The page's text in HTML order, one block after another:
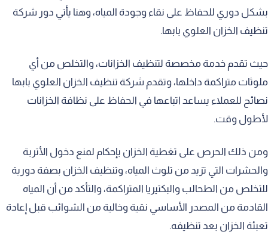
بشكل دوري للحفاظ على نقاء وجودة المياه، وهنا يأتي دور شركة
تنظيف الخزان العلوي بابها.
حيث تقدم خدمة مخصصة لتنظيف الخزانات، والتخلص من أي
ملوثات متراكمة داخلها، وتقدم شركة تنظيف الخزان العلوي بابها
نصائح للعملاء يساعد اتباعها في الحفاظ على نظافة الخزانات
لأطول وقت.
ومن ذلك الحرص على تغطية الخزان بإحكام لمنع دخول الأتربة
والحشرات التي تزيد من تلوث المياه، وتنظيف الخزان بصفة دورية
للتخلص من الطحالب والبكتيريا المتراكمة، والتأكد من أن المياه
القادمة من المصدر الأساسي نقية وخالية من الشوائب قبل إعادة
تعبئة الخزان بعد تنظيفه.